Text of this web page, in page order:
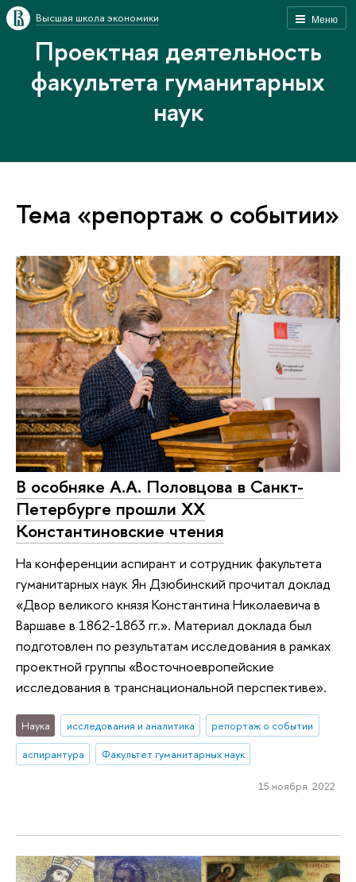
Меню
Высшая школа экономики
Проектная деятельность
факультета гуманитарных
наук
Тема «репортаж о событии»
В особняке А.А. Половцова в Санкт-
Петербурге прошли XX
Константиновские чтения
На конференции аспирант и сотрудник факультета
гуманитарных наук Ян Дзюбинский прочитал доклад
«Двор великого князя Константина Николаевича в
Варшаве в 1862-1863 гг.». Материал доклада был
подготовлен по результатам исследования в рамках
проектной группы «Восточноевропейские
исследования в транснациональной перспективе».
Наука исследования и аналитика
репортаж о событии
аспирантура
Факультет гуманитарных наук
15 ноября 2022